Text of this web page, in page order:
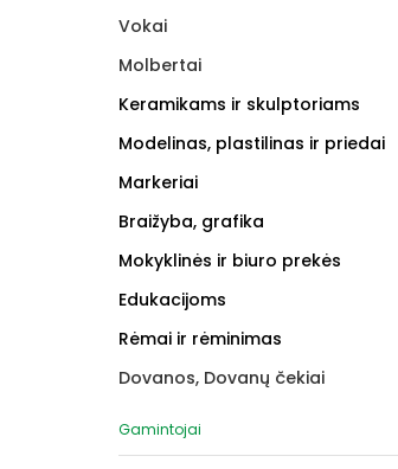
Vokai
Molbertai
Keramikams ir skulptoriams
Modelinas, plastilinas ir priedai
Markeriai
Braižyba, grafika
Mokyklinės ir biuro prekės
Edukacijoms
Rėmai ir rėminimas
Dovanos, Dovanų čekiai
Gamintojai